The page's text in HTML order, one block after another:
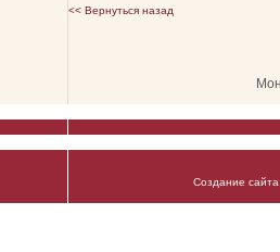
<< Вернуться назад
Создание